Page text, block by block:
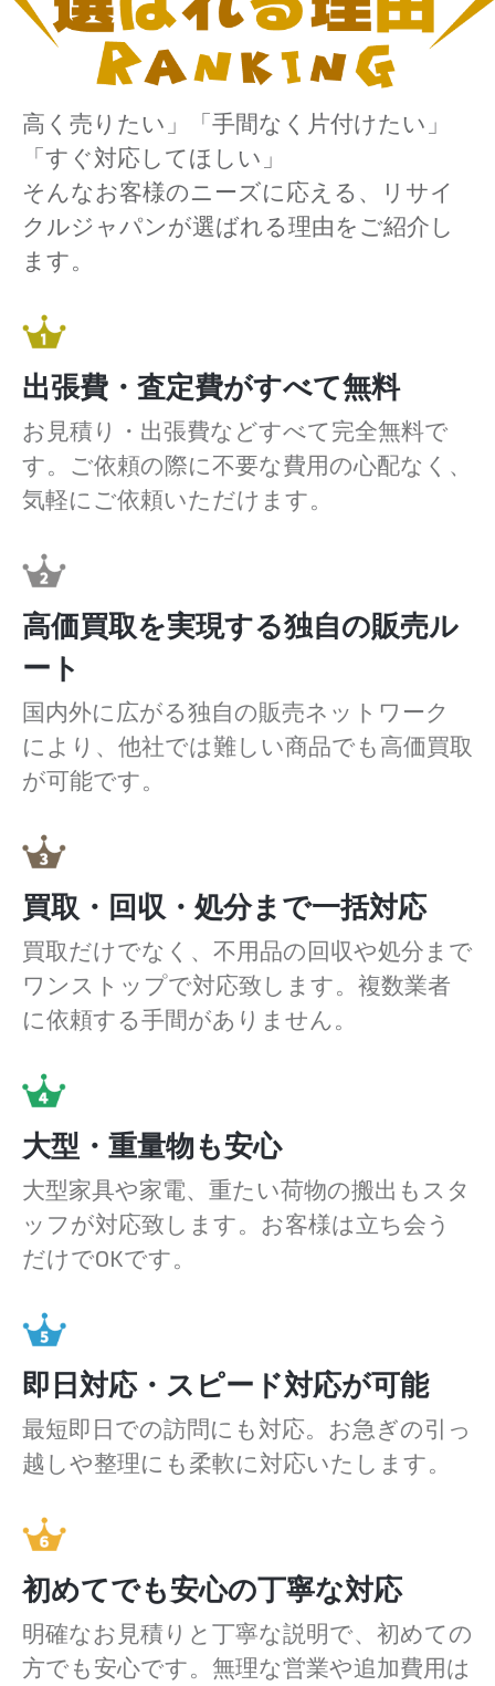
高く売りたい」「手間なく片付けたい」
「すぐ対応してほしい」
そんなお客様のニーズに応える、リサイ
クルジャパンが選ばれる理由をご紹介し
ます。
出張費・査定費がすべて無料
お見積り・出張費などすべて完全無料で
す。ご依頼の際に不要な費用の心配なく、
気軽にご依頼いただけます。
高価買取を実現する独自の販売ル
ート
国内外に広がる独自の販売ネットワーク
により、他社では難しい商品でも高価買取
が可能です。
買取・回収・処分まで一括対応
買取だけでなく、不用品の回収や処分まで
ワンストップで対応致します。複数業者
に依頼する手間がありません。
大型・重量物も安心
大型家具や家電、重たい荷物の搬出もスタ
ッフが対応致します。お客様は立ち会う
だけでOKです。
即日対応・スピード対応が可能
最短即日での訪問にも対応。お急ぎの引っ
越しや整理にも柔軟に対応いたします。
初めてでも安心の丁寧な対応
明確なお見積りと丁寧な説明で、初めての
方でも安心です。無理な営業や追加費用は